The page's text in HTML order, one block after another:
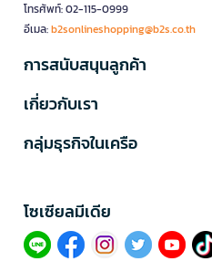
โทรศัพท์: 02-115-0999
อีเมล:b2sonlineshopping@b2s.co.th
การสนับสนุนลูกค้า
เกี่ยวกับเรา
กลุ่มธุรกิจในเครือ
โซเซียลมีเดีย​